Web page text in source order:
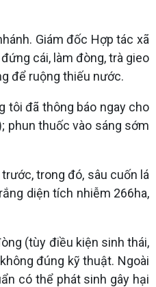
Giám đốc Hợp tác xã
cái, làm đòng, trà gieo
để ruộng thiếu nước.
tôi đã thông báo ngay cho
phun thuốc vào sáng sớm
trong đó, sâu cuốn lá
diện tích nhiễm 266ha,
(tùy điều kiện sinh thái,
đúng kỹ thuật. Ngoài
có thể phát sinh gây hại